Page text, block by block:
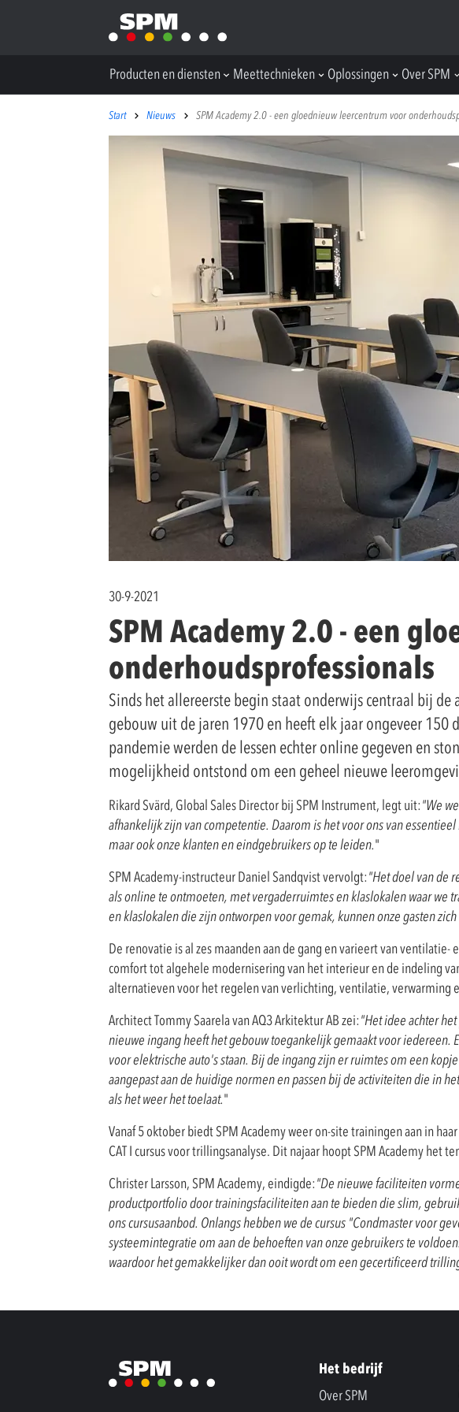
Producten en diensten Meettechnieken Oplossingen Over SPM
Start Nieuws SPM Academy 2.0 - een gloednieuw leercentrum voor
30-9-2021
SPM Academy 2.0 - een
onderhoudsprofessionals
Sinds het allereerste begin staat onderwijs centraal bij
gebouw uit de jaren 1970 en heeft elk jaar ongeveer
pandemie werden de lessen echter online gegeven en
mogelijkheid ontstond om een geheel nieuwe
Rikard Svärd, Global Sales Director bij SPM Instrument, legt uit:"We
afhankelijk zijn van competentie. Daarom is het voor ons van
maar ook onze klanten en eindgebruikers op te leiden."
SPM Academy-instructeur Daniel Sandqvist vervolgt:"Het doel van de
als online te ontmoeten, met vergaderruimtes en klaslokalen waar
en klaslokalen die zijn ontworpen voor gemak, kunnen onze gasten
De renovatie is al zes maanden aan de gang en varieert van
comfort tot algehele modernisering van het interieur en de indeling
alternatieven voor het regelen van verlichting, ventilatie, verwarming
Architect Tommy Saarela van AQ3 Arkitektur AB zei:"Het idee achter
nieuwe ingang heeft het gebouw toegankelijk gemaakt voor iedereen.
voor elektrische auto's staan. Bij de ingang zijn er ruimtes om een
aangepast aan de huidige normen en passen bij de activiteiten die in
als het weer het toelaat."
Vanaf 5 oktober biedt SPM Academy weer on-site trainingen aan in
CAT I cursus voor trillingsanalyse. Dit najaar hoopt SPM Academy het
Christer Larsson, SPM Academy, eindigde:"De nieuwe faciliteiten
productportfolio door trainingsfaciliteiten aan te bieden die slim,
ons cursusaanbod. Onlangs hebben we de cursus "Condmaster voor
systeemintegratie om aan de behoeften van onze gebruikers te
waardoor het gemakkelijker dan ooit wordt om een gecertificeerd
Het bedrijf
Over SPM